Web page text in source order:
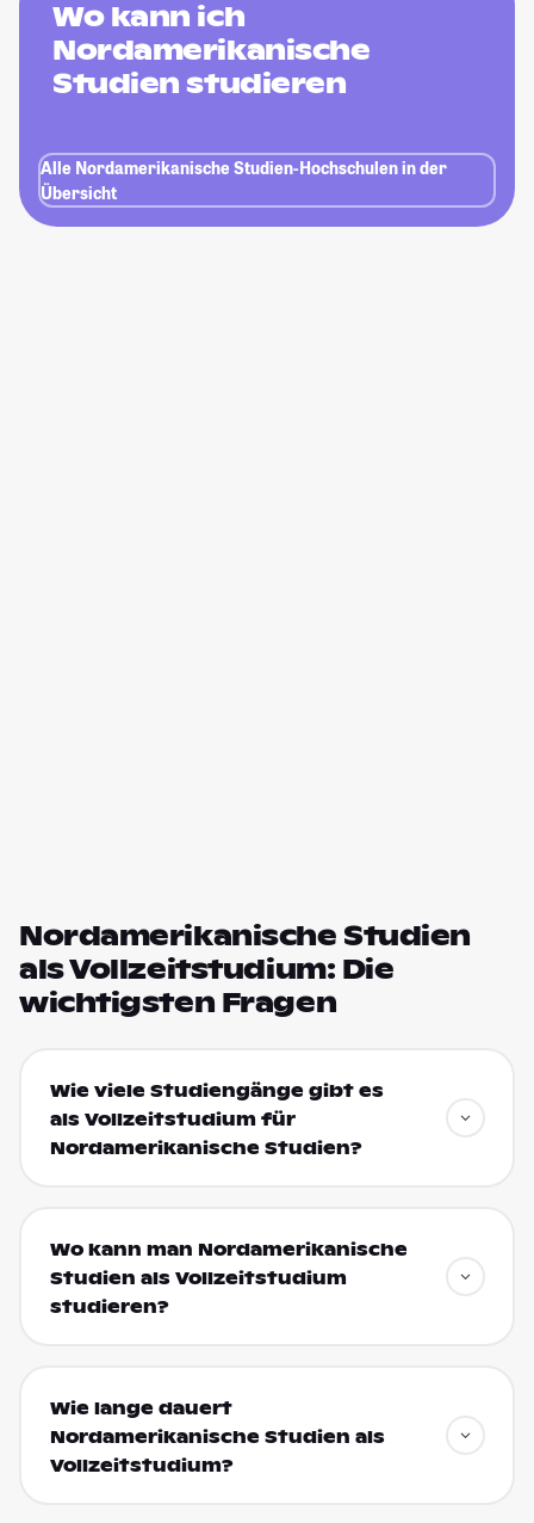
Wo kann ich
Nordamerikanische
Studien studieren
Alle Nordamerikanische Studien-Hochschulen in der
Übersicht
Nordamerikanische Studien
als Vollzeitstudium: Die
wichtigsten Fragen
Wie viele Studiengänge gibt es
als Vollzeitstudium für
Nordamerikanische Studien?
Wo kann man Nordamerikanische
Studien als Vollzeitstudium
studieren?
Wie lange dauert
Nordamerikanische Studien als
Vollzeitstudium?